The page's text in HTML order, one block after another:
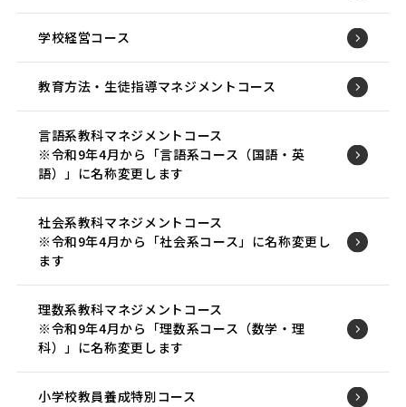
学校経営コース
教育方法・生徒指導マネジメントコース
言語系教科マネジメントコース
※令和9年4月から「言語系コース（国語・英
語）」に名称変更します
社会系教科マネジメントコース
※令和9年4月から「社会系コース」に名称変更し
ます
理数系教科マネジメントコース
※令和9年4月から「理数系コース（数学・理
科）」に名称変更します
小学校教員養成特別コース